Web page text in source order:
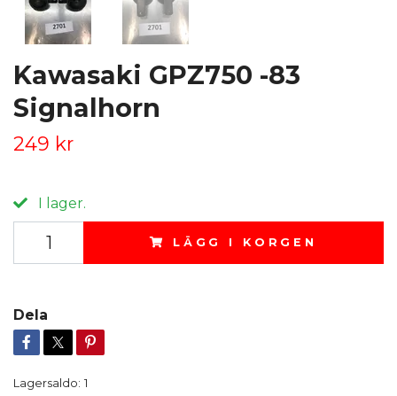
Kawasaki GPZ750 -83
Signalhorn
249 kr
I lager.
LÄGG I KORGEN
Dela
Lagersaldo: 1